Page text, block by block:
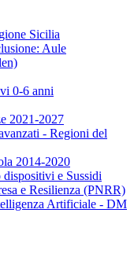
Sicilia
Aule
0-6 anni
2021-2027
- Regioni del
2014-2020
e Sussidi
e Resilienza (PNRR)
Artificiale - DM